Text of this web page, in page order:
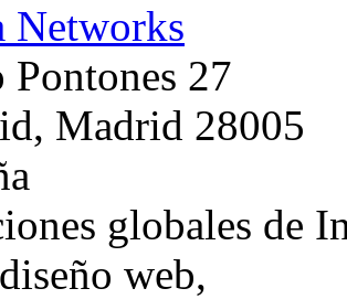
Networks
Pontones 27
Madrid 28005
globales de
web,